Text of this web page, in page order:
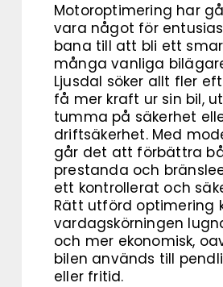
Motoroptimering har
vara något för
bana till att bli ett
många vanliga
Ljusdal söker allt fler
få mer kraft ur sin bil,
tumma på säkerhet
driftsäkerhet. Med
går det att förbättra
prestanda och
ett kontrollerat och
Rätt utförd optimering
vardagskörningen
och mer ekonomisk,
bilen används till
eller fritid.